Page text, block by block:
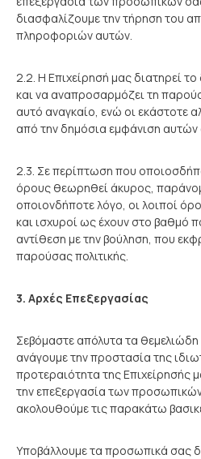
διασφαλίζουμε την τήρηση του
πληροφοριών αυτών.
2.2. Η Επιχείρησή μας διατηρεί
και να αναπροσαρμόζει τη
αυτό αναγκαίο, ενώ οι εκάστοτε
από την δημόσια εμφάνιση αυτών
2.3. Σε περίπτωση που
όρους θεωρηθεί άκυρος,
οποιονδήποτε λόγο, οι λοιποί
και ισχυροί ως έχουν στο βαθμό
αντίθεση με την βούληση, που
παρούσας πολιτικής.
3. Αρχές Επεξεργασίας
Σεβόμαστε απόλυτα τα
ανάγουμε την προστασία της
προτεραιότητα της Επιχείρησής
την επεξεργασία των
ακολουθούμε τις παρακάτω
Υποβάλλουμε τα προσωπικά σας